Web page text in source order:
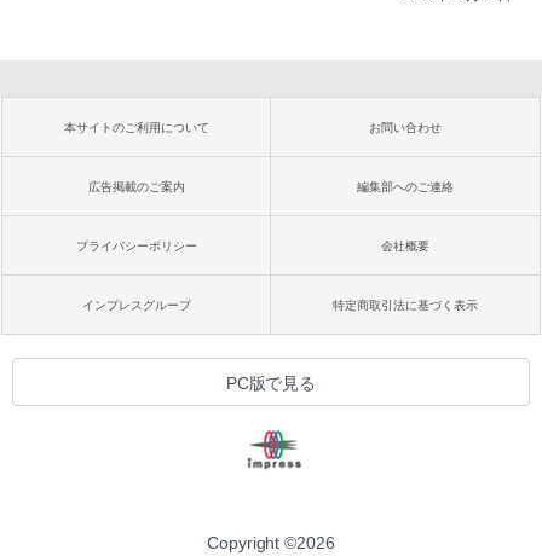
本サイトのご利用について お問い合わせ
広告掲載のご案内 編集部へのご連絡
プライバシーポリシー 会社概要
インプレスグループ 特定商取引法に基づく表示
PC版で見る
Copyright ©2026